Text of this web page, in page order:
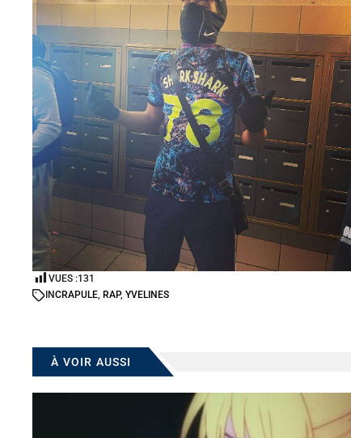
VUES :131
INCRAPULE, RAP, YVELINES
À VOIR AUSSI